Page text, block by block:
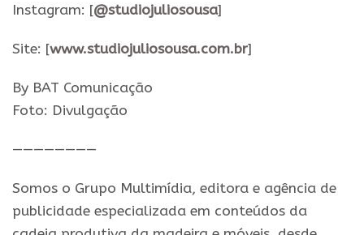
Instagram: [@studiojuliosousa]
Site: [www.studiojuliosousa.com.br]
By BAT Comunicação
Foto: Divulgação
————————
Somos o Grupo Multimídia, editora e agência de
publicidade especializada em conteúdos da